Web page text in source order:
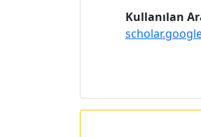
Kullanılan